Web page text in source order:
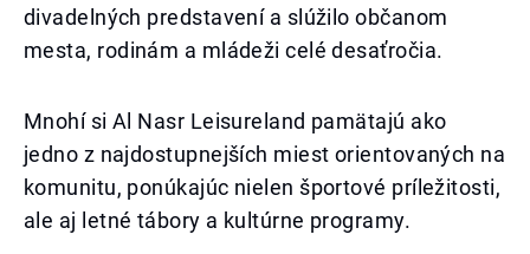
divadelných predstavení a slúžilo občanom
mesta, rodinám a mládeži celé desaťročia.
Mnohí si Al Nasr Leisureland pamätajú ako
jedno z najdostupnejších miest orientovaných na
komunitu, ponúkajúc nielen športové príležitosti,
ale aj letné tábory a kultúrne programy.